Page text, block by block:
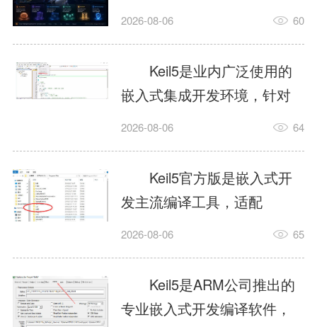
我订个明天早上的闹钟，它
这样？因为AI，就是个只会
耍嘴皮子的书呆子。它脑子
里有海量知识，但没有真正
激发出来实力。而
AgentSkill，就是给AI大脑装
上的一双机械手，它真的能
解决很多问题。1什么是
AgentSkillSkill指...
2026-08-06 60
Keil5是业内广泛使用的
嵌入式集成开发环境，针对
ARM、51内核单片机提供编
力，代码编译稳定，调试工
具成熟，大量开源项目基于
该平台开发。新项目需要单
独下载对应芯片支持包，新
手配置难度较高，正版商业
授权费用不菲，未授权版本
存在程序容量限制，适合硬
2026-08-06 64
Keil5官方版是嵌入式开
发主流编译工具，适配
STM32、51单片机等多款芯
在线调试、代码仿真，兼容
众多厂商芯片安装包。软件
需要手动添加器件库，初次
2026-08-06 65
Keil5是ARM公司推出的
专业嵌入式开发编译软件，